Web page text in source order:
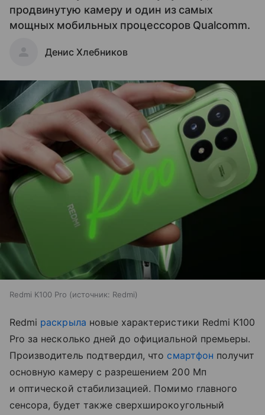
продвинутую камеру и один из самых
мощных мобильных процессоров Qualcomm.
Денис Хлебников
Redmi K100 Pro источник: Redmi
Redmi раскрыла новые характеристики Redmi K100
Pro за несколько дней до официальной премьеры.
Производитель подтвердил, что смартфон получит
основную камеру с разрешением 200 Мп
и оптической стабилизацией. Помимо главного
сенсора, будет также сверхширокоугольный